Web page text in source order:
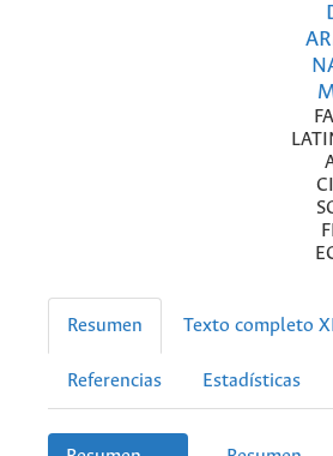
Resumen Texto completo
Referencias Estadísticas